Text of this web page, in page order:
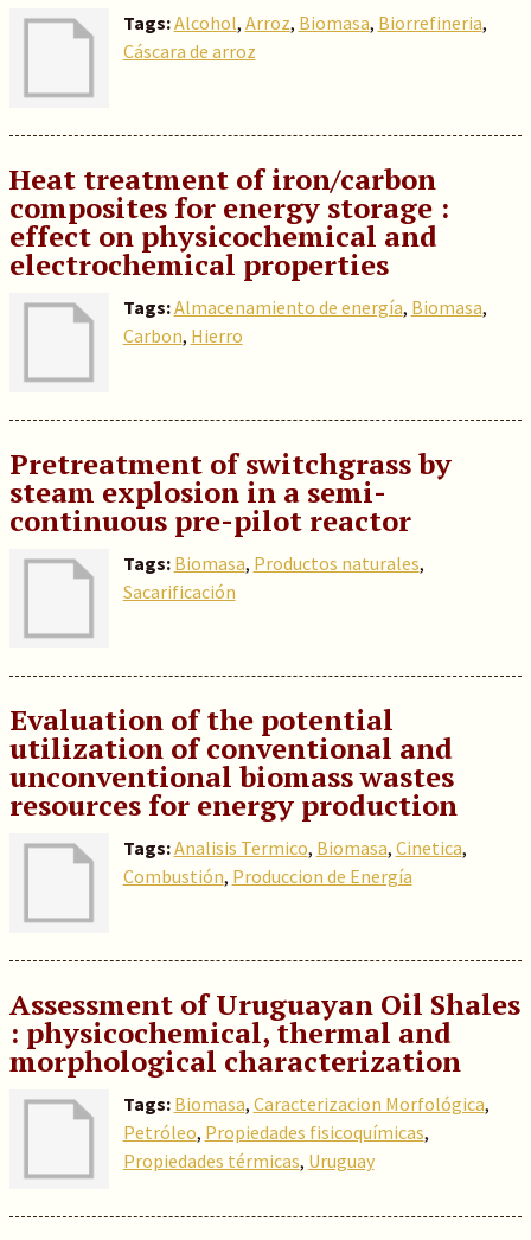
Tags:Alcohol, Arroz, Biomasa, Biorrefineria,
Cáscara de arroz
Heat treatment of iron/carbon
composites for energy storage :
effect on physicochemical and
electrochemical properties
Tags:Almacenamiento de energía, Biomasa,
Carbon, Hierro
Pretreatment of switchgrass by
steam explosion in a semi-
continuous pre-pilot reactor
Tags: Biomasa, Productos naturales,
Sacarificación
Evaluation of the potential
utilization of conventional and
unconventional biomass wastes
resources for energy production
Tags:Analisis Termico, Biomasa, Cinetica,
Combustión, Produccion de Energía
Assessment of Uruguayan Oil Shales
: physicochemical, thermal and
morphological characterization
Tags: Biomasa, Caracterizacion Morfológica,
Petróleo, Propiedades fisicoquímicas,
Propiedades térmicas, Uruguay